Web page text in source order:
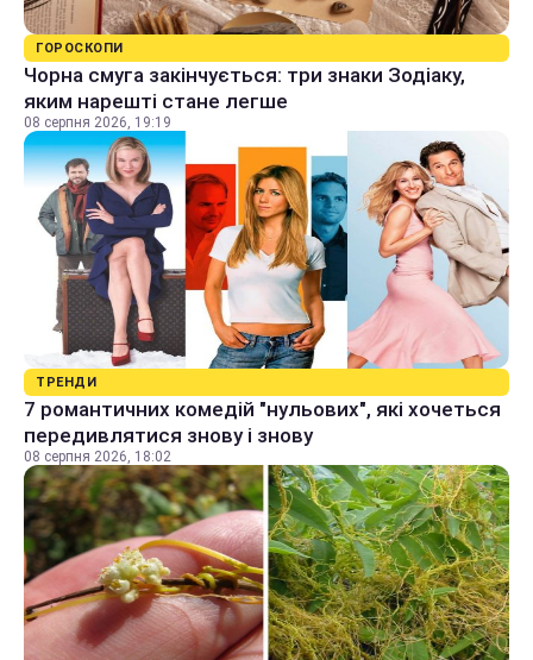
ГОРОСКОПИ
Чорна смуга закінчується: три знаки Зодіаку,
яким нарешті стане легше
08 серпня 2026, 19:19
ТРЕНДИ
7 романтичних комедій "нульових", які хочеться
передивлятися знову і знову
08 серпня 2026, 18:02